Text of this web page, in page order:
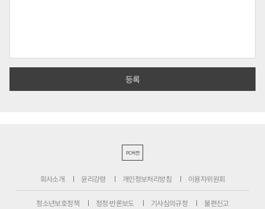
PC버전
회사소개 윤리강령 개인정보처리방침 이용자위원회
청소년보호정책 정정·반론보도 기사심의규정 불편신고